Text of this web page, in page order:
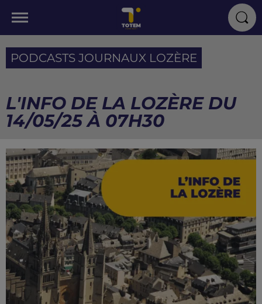
PODCASTS JOURNAUX LOZÈRE
L'INFO DE LA LOZÈRE DU
14/05/25 À 07H30